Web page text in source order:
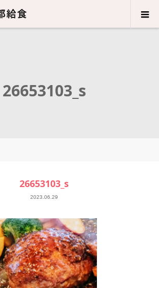
26653103_s
26653103_s
2023.06.29